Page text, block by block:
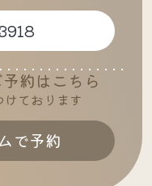
約はこちら
ております
で予約